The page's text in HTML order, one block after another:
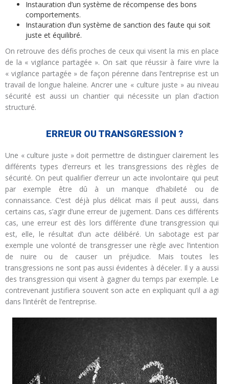
Instauration d’un système de récompense des bons
comportements.
Instauration d’un système de sanction des faute qui soit
juste et équilibré.
On retrouve des défis proches de ceux qui visent la mis en place
de la « vigilance partagée ». On sait que réussir à faire vivre la
« vigilance partagée » de façon pérenne dans l’entreprise est un
travail de longue haleine. Ancrer une « culture juste » au niveau
sécurité est aussi un chantier qui nécessite un plan d’action
structuré.
ERREUR OU TRANSGRESSION ?
Une « culture juste » doit permettre de distinguer clairement les
différents types d’erreurs et les transgressions des règles de
sécurité. On peut qualifier d’erreur un acte involontaire qui peut
par exemple être dû à un manque d’habileté ou de
connaissance. C’est déjà plus délicat mais il peut aussi, dans
certains cas, s’agir d’une erreur de jugement. Dans ces différents
cas, une erreur est dès lors différente d’une transgression qui
est, elle, le résultat d’un acte délibéré. Un sabotage est par
exemple une volonté de transgresser une règle avec l’intention
de nuire ou de causer un préjudice. Mais toutes les
transgressions ne sont pas aussi évidentes à déceler. Il y a aussi
des transgression qui visent à gagner du temps par exemple. Le
contrevenant justifiera souvent son acte en expliquant qu’il a agi
dans l’intérêt de l’entreprise.